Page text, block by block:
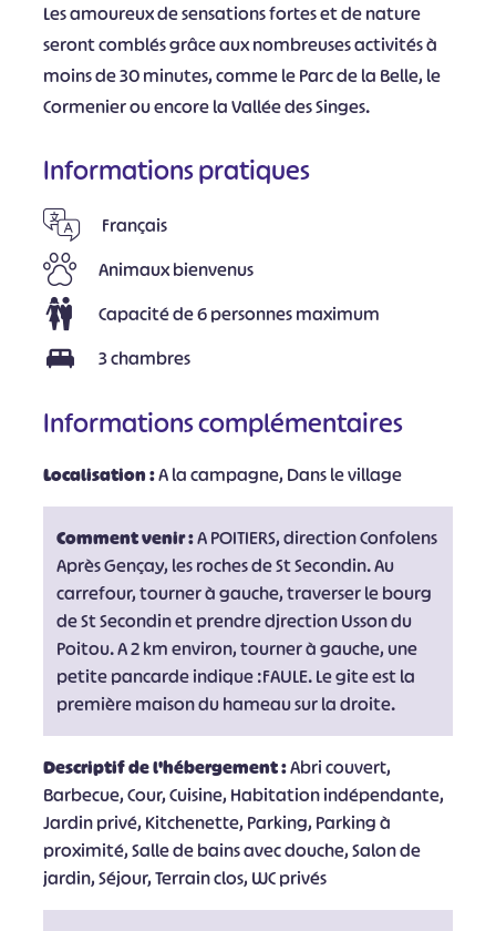
Les amoureux de sensations fortes et de nature
seront comblés grâce aux nombreuses activités à
moins de 30 minutes, comme le Parc de la Belle, le
Cormenier ou encore la Vallée des Singes.
Informations pratiques
Français
Animaux bienvenus
Capacité de 6 personnes maximum
3 chambres
Informations complémentaires
Localisation :A la campagne, Dans le village
Comment venir :A POITIERS, direction Confolens
Après Gençay, les roches de St Secondin. Au
carrefour, tourner à gauche, traverser le bourg
de St Secondin et prendre djrection Usson du
Poitou. A 2 km environ, tourner à gauche, une
petite pancarde indique :FAULE. Le gite est la
première maison du hameau sur la droite.
Descriptif de l'hébergement :Abri couvert,
Barbecue, Cour, Cuisine, Habitation indépendante,
Jardin privé, Kitchenette, Parking, Parking à
proximité, Salle de bains avec douche, Salon de
jardin, Séjour, Terrain clos, WC privés